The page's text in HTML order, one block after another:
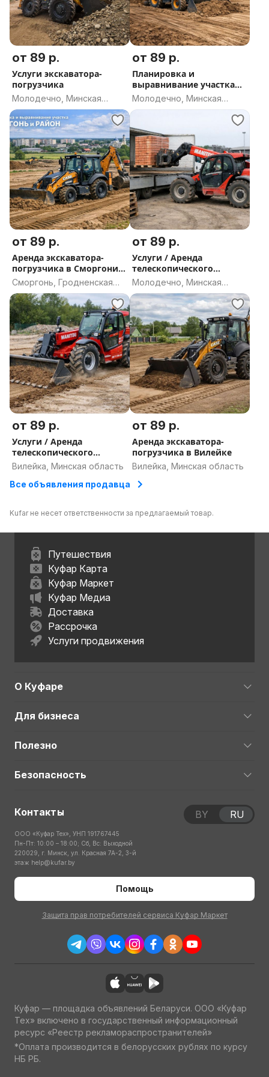
от 89 р.
Услуги экскаватора-
погрузчика
Молодечно, Минская
область
от 89 р.
Планировка и
выравнивание участка
Молодечно и район
Молодечно, Минская
область
от 89 р.
Аренда экскаватора-
погрузчика в Сморгони/
Земляные работы
Сморгонь, Гродненская
область
от 89 р.
Услуги / Аренда
телескопического
погрузчика 5т
Молодечно, Минская
область
от 89 р.
Услуги / Аренда
телескопического
погрузчика
Вилейка, Минская область
от 89 р.
Аренда экскаватора-
погрузчика в Вилейке
Вилейка, Минская область
Все объявления продавца
Kufar не несет ответственности за предлагаемый товар.
Путешествия
Куфар Карта
Куфар Маркет
Куфар Медиа
Доставка
Рассрочка
Услуги продвижения
О Куфаре
Для бизнеса
Полезно
Безопасность
Контакты
ООО «Куфар Тех», УНП 191767445
Пн-Пт: 10:00 – 18:00; Сб, Вс: Выходной
220029, г. Минск, ул. Красная 7А-2, 3-й
этаж help@kufar.by
Помощь
Защита прав потребителей сервиса Куфар Маркет
BY RU
Куфар — площадка объявлений Беларуси. ООО «Куфар
Тех» включено в государственный информационный
ресурс «Реестр рекламораспространителей»
*Оплата производится в белорусских рублях по курсу
НБ РБ.